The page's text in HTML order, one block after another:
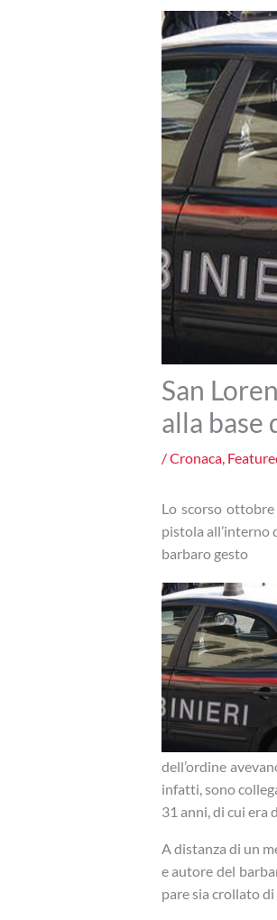
San
alla base
/Cronaca,
Lo scorso
pistola all’interno
barbaro gesto
dell’ordine
infatti, sono
31 anni, di cui era
A distanza di un
e autore del
pare sia crollato